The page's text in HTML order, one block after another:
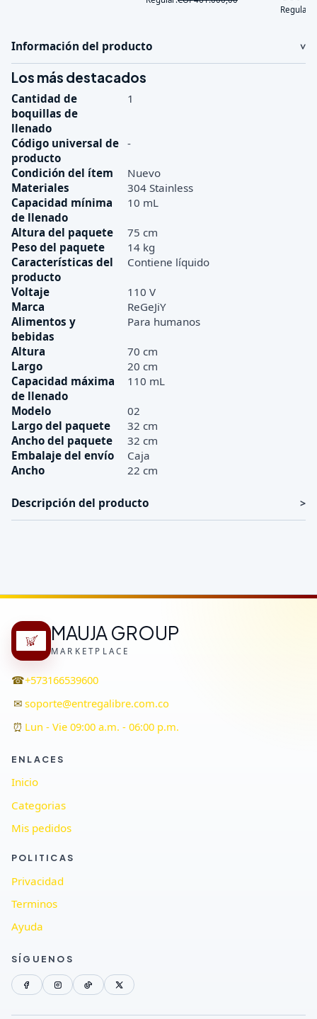
Regular:
Información del producto
Los más destacados
Cantidad de
boquillas de
llenado
1
Código universal de
producto
-
Condición del ítem
Nuevo
Materiales
304 Stainless
Capacidad mínima
de llenado
10 mL
Altura del paquete
75 cm
Peso del paquete
14 kg
Características del
producto
Contiene líquido
Voltaje
110 V
Marca
ReGeJiY
Alimentos y
bebidas
Para humanos
Altura
70 cm
Largo
20 cm
Capacidad máxima
de llenado
110 mL
Modelo
02
Largo del paquete
32 cm
Ancho del paquete
32 cm
Embalaje del envío
Caja
Ancho
22 cm
Descripción del producto
MAUJA GROUP
MARKETPLACE
☎+573166539600
✉ soporte@entregalibre.com.co
⏰ Lun - Vie 09:00 a.m. - 06:00 p.m.
ENLACES
Inicio
Categorias
Mis pedidos
POLITICAS
Privacidad
Terminos
Ayuda
SÍGUENOS